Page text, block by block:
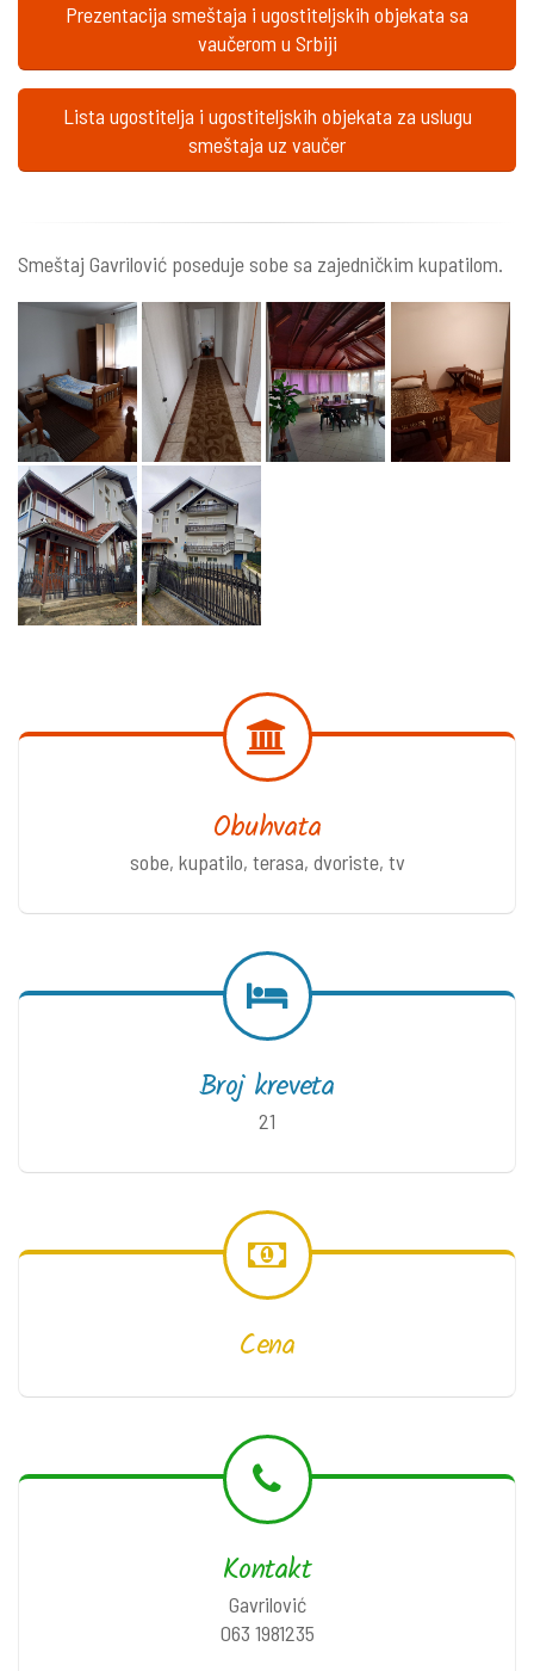
Prezentacija smeštaja i ugostiteljskih objekata sa
vaučerom u Srbiji
Lista ugostitelja i ugostiteljskih objekata za uslugu
smeštaja uz vaučer
Smeštaj Gavrilović poseduje sobe sa zajedničkim kupatilom.
Obuhvata
sobe, kupatilo, terasa, dvoriste, tv
Broj kreveta
21
Cena
Kontakt
Gavrilović
063 1981235